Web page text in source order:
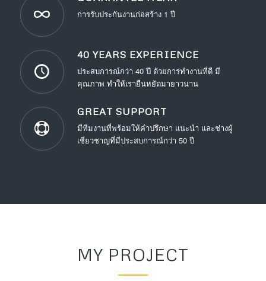
การรับประกันงานก่อสร้าง 1 ปี
40 YEARS EXPERIENCE
ประสบการณ์กว่า 40 ปี ด้วยการทำงานที่ดี มี
คุณภาพ ทำให้เรายืนหยัดมายาวนาน
GREAT SUPPORT
มีทีมงานที่พร้อมให้คำปรึกษา แนะนำ และช่างผู้
เชี่ยวชาญที่มีประสบการณ์กว่า 50 ปี
MY PROJECT